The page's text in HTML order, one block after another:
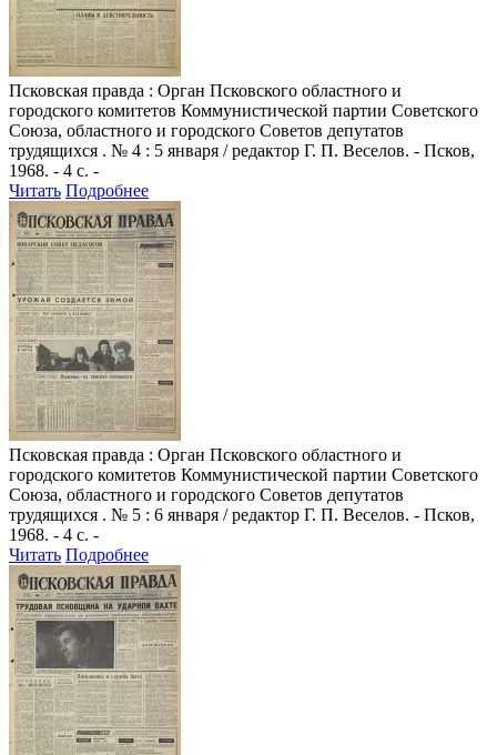
Псковская правда : Орган Псковского областного и
городского комитетов Коммунистической партии Советского
Союза, областного и городского Советов депутатов
трудящихся . № 4 : 5 января / редактор Г. П. Веселов. - Псков,
1968. - 4 с. -
Читать Подробнее
Псковская правда : Орган Псковского областного и
городского комитетов Коммунистической партии Советского
Союза, областного и городского Советов депутатов
трудящихся . № 5 : 6 января / редактор Г. П. Веселов. - Псков,
1968. - 4 с. -
Читать Подробнее